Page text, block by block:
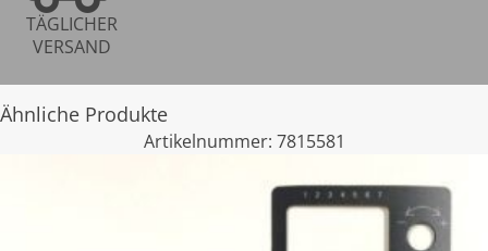
TÄGLICHER
VERSAND
Ähnliche Produkte
Artikelnummer: 7815581